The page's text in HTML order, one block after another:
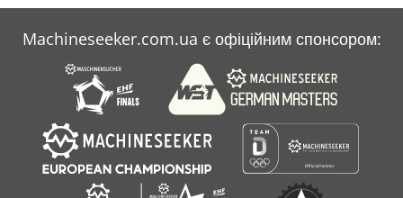
Сито Лоток
Складіть Поле Сітки
Тісто Для Піци
Machineseeker.com.ua є офіційним спонсором: